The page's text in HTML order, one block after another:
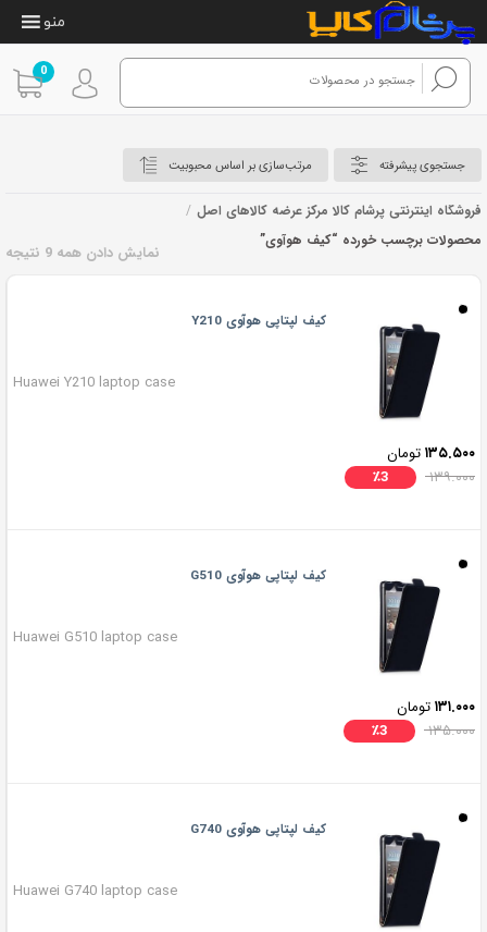
0
منو
جستجوی پیشرفته مرتب‌سازی بر اساس محبوبیت
فروشگاه اینترنتی پرشام کالا مرکز عرضه کالاهای اصل /
محصولات برچسب خورده “کیف هوآوی”
نمایش دادن همه 9 نتیجه
کیف لپتاپی هوآوی Y210
Huawei Y210 laptop case
۱۳۵.۵۰۰تومان
٪3 ۱۳۹.۰۰۰
کیف لپتاپی هوآوی G510
Huawei G510 laptop case
۱۳۱.۰۰۰تومان
٪3 ۱۳۵.۰۰۰
کیف لپتاپی هوآوی G740
Huawei G740 laptop case